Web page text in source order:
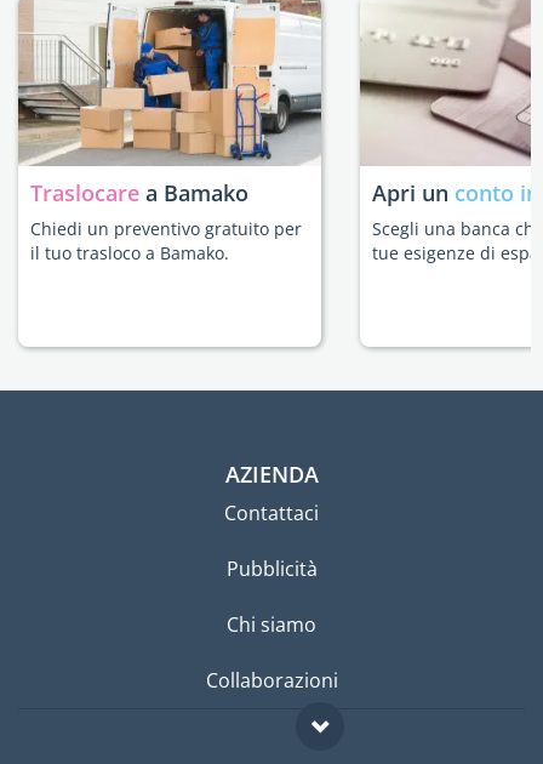
Traslocare a Bamako
Chiedi un preventivo gratuito per
il tuo trasloco a Bamako.
Apri un conto
Scegli una banca
tue esigenze di
AZIENDA
Contattaci
Pubblicità
Chi siamo
Collaborazioni